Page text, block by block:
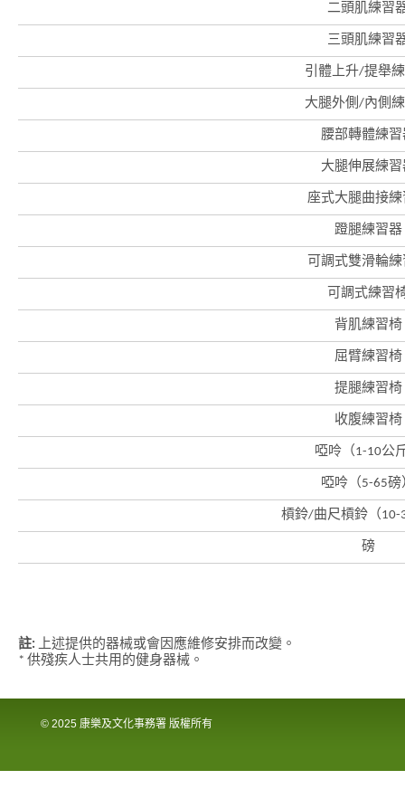
二頭肌練習
三頭肌練習
引體上升/提舉
大腿外側/內側
腰部轉體練習
大腿伸展練習
座式大腿曲接練
蹬腿練習器
可調式雙滑輪練
可調式練習
背肌練習椅
屈臂練習椅
提腿練習椅
收腹練習椅
啞呤（1-10公
啞呤（5-65磅
槓鈴/曲尺槓鈴（10-
磅
註: 上述提供的器械或會因應維修安排而改變。
* 供殘疾人士共用的健身器械。
© 2025 康樂及文化事務署 版權所有